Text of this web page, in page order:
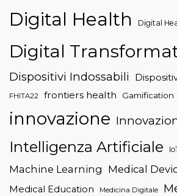
Digital Health Digital
Digital
Dispositivi Indossabili
FHITA22 frontiers health Gamification
innovazione
Intelligenza Artificiale
Machine Learning Medical
Medical Education Medicina Digitale